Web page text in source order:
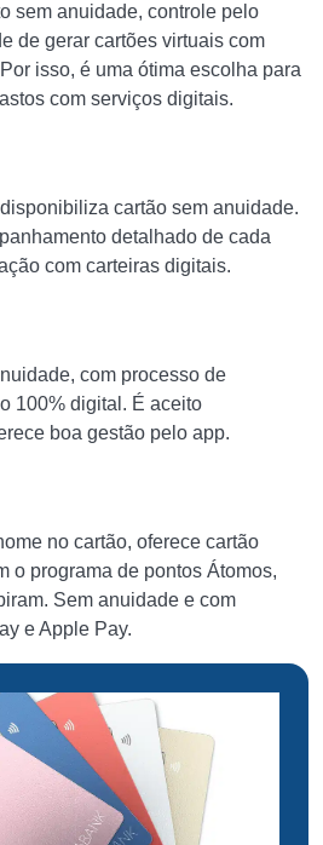
sem anuidade, controle pelo
de gerar cartões virtuais com
isso, é uma ótima escolha para
com serviços digitais.
cartão sem anuidade.
detalhado de cada
com carteiras digitais.
com processo de
100% digital. É aceito
boa gestão pelo app.
no cartão, oferece cartão
o programa de pontos Átomos,
Sem anuidade e com
e Apple Pay.